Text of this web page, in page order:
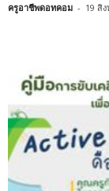
ครูอาชีพดอทคอม - 19 สิ